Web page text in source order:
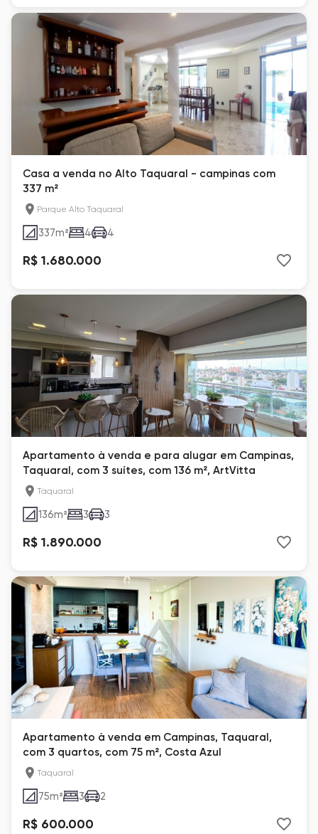
Casa a venda no Alto Taquaral - campinas com
337 m²
Parque Alto Taquaral
337m² 4 4
R$ 1.680.000
Apartamento à venda e para alugar em Campinas,
Taquaral, com 3 suítes, com 136 m², ArtVitta
Taquaral
136m² 3 3
R$ 1.890.000
Apartamento à venda em Campinas, Taquaral,
com 3 quartos, com 75 m², Costa Azul
Taquaral
75m² 3 2
R$ 600.000